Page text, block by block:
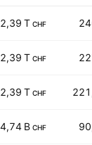
2,39 T CHF
2,39 T CHF
2,39 T CHF
B CHF